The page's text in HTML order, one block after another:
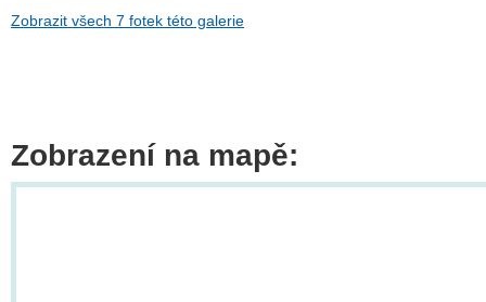
Zobrazit všech 7 fotek této galerie
Zobrazení na mapě: